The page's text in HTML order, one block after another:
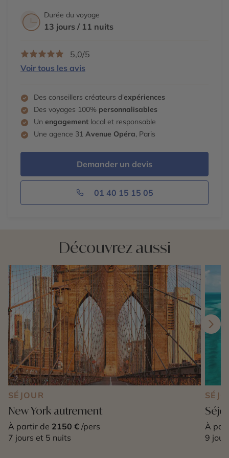
Durée du voyage
13 jours / 11 nuits
5,0/5
Voir tous les avis
Des conseillers créateurs d'expériences
Des voyages 100% personnalisables
Un engagement local et responsable
Une agence 31 Avenue Opéra, Paris
Demander un devis
01 40 15 15 05
Découvrez aussi
SÉJOUR
New York autrement
À partir de 2150 € /pers
7 jours et 5 nuits
À
9